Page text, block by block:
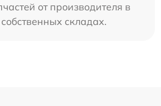
от производителя в
складах.